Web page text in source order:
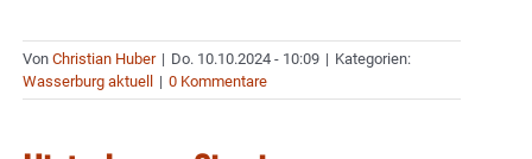
Von Christian Huber | Do. 10.10.2024 - 10:09 | Kategorien:
Wasserburg aktuell
| 0 Kommentare